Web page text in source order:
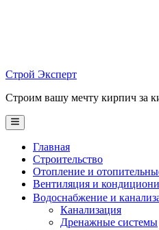
Строй Эксперт
Строим вашу мечту кирпич за
Main
Menu
Главная
Строительство
Отопление и
Вентиляция и
Водоснабжение и
Канализация
Дренажные системы